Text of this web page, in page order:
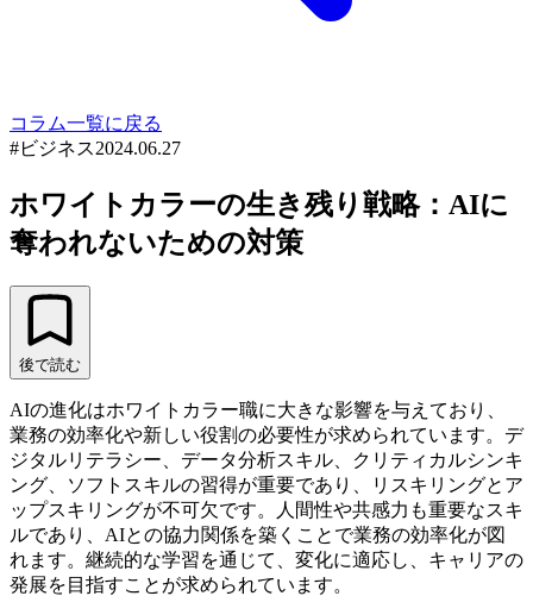
コラム一覧に戻る
#ビジネス2024.06.27
ホワイトカラーの生き残り戦略：AIに
奪われないための対策
後で読む
AIの進化はホワイトカラー職に大きな影響を与えており、
業務の効率化や新しい役割の必要性が求められています。デ
ジタルリテラシー、データ分析スキル、クリティカルシンキ
ング、ソフトスキルの習得が重要であり、リスキリングとア
ップスキリングが不可欠です。人間性や共感力も重要なスキ
ルであり、AIとの協力関係を築くことで業務の効率化が図
れます。継続的な学習を通じて、変化に適応し、キャリアの
発展を目指すことが求められています。